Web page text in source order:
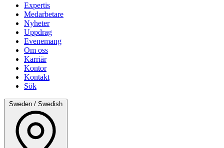
Expertis
Medarbetare
Nyheter
Uppdrag
Evenemang
Om oss
Karriär
Kontor
Kontakt
Sök
Sweden / Swedish